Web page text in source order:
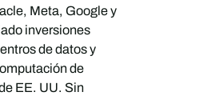
Meta, Google y
inversiones
de datos y
de
EE. UU. Sin